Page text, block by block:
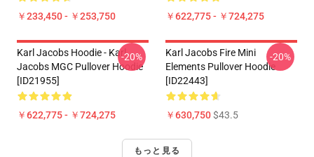
￥233,450 - ￥253,750 ￥622,775 - ￥724,275
Karl Jacobs Hoodie - Karl
Jacobs MGC Pullover Hoodie
[ID21955]
￥622,775 - ￥724,275
-20%
Karl Jacobs Fire Mini
Elements Pullover Hoodie
[ID22443]
￥630,750$43.5
-20%
もっと見る